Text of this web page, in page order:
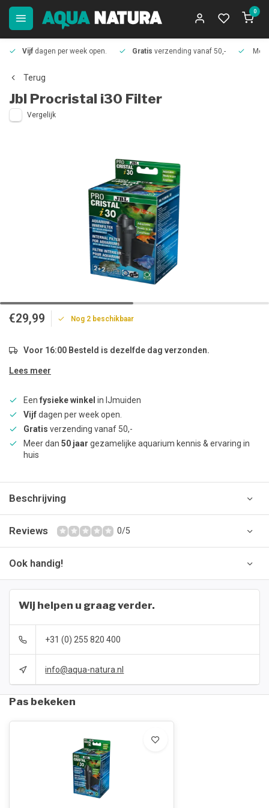
0
Vijf dagen per week open. Gratis verzending vanaf 50,-
Terug
Jbl Procristal i30 Filter
Vergelijk
€29,99 Nog 2 beschikbaar
Voor 16:00 Besteld is dezelfde dag verzonden.
Lees meer
Een fysieke winkel in IJmuiden
Vijfdagen per week open.
Gratis verzending vanaf 50,-
Meer dan 50 jaar gezamelijke aquarium kennis & ervaring in
huis
Beschrijving
Reviews 0/5
Ook handig!
Wij helpen u graag verder.
+31 (0) 255 820 400
info@aqua-natura.nl
Pas bekeken